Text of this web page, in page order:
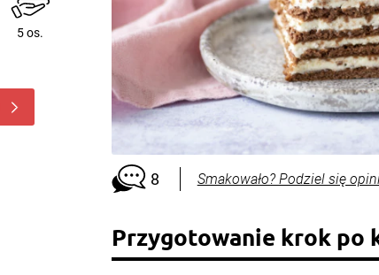
5 os.
8 Smakowało? Podziel się
Przygotowanie krok po